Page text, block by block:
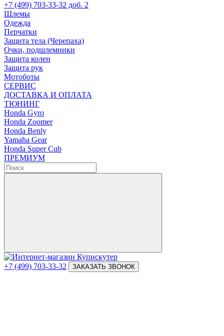
+7 (499) 703-33-32 доб. 2
Шлемы
Одежда
Перчатки
Защита тела (Черепаха)
Очки, подшлемники
Защита колен
Защита рук
Мотоботы
СЕРВИС
ДОСТАВКА И ОПЛАТА
ТЮНИНГ
Honda Gyro
Honda Zoomer
Honda Benly
Yamaha Gear
Honda Super Cub
ПРЕМИУМ
+7 (499) 703-33-32 ЗАКАЗАТЬ ЗВОНОК